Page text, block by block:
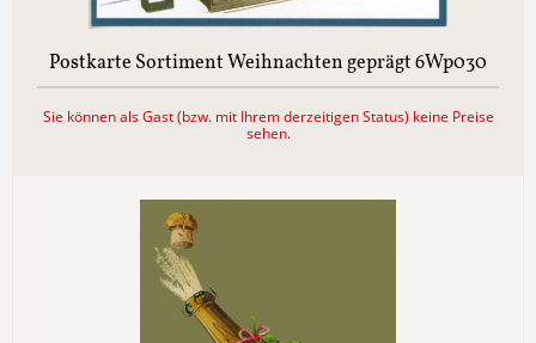
Postkarte Sortiment Weihnachten geprägt 6Wp030
Sie können als Gast (bzw. mit Ihrem derzeitigen Status) keine Preise
sehen.